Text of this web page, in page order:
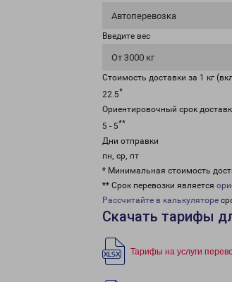
Автоперевозка
Введите вес
От 3000 кг
Стоимость доставки за 1 кг
22.5*
Ориентировочный срок
5 - 5**
Дни отправки
пн, ср, пт
* Минимальная стоимость
** Срок перевозки является
Рассчитайте в калькуляторе
Скачать тарифы
Тарифы на услуги